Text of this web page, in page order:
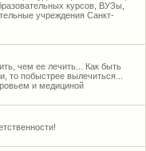
курсов, ВУЗы,
учреждения Санкт-
чем ее лечить... Как быть
то побыстрее вылечиться...
и медициной